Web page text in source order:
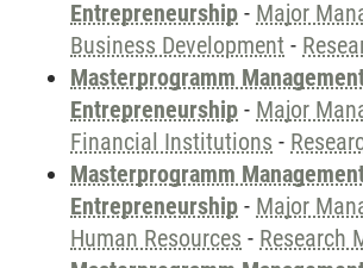
Entrepreneurship - Major
Business Development -
Masterprogramm
Entrepreneurship - Major
Financial Institutions -
Masterprogramm
Entrepreneurship - Major
Human Resources - Research